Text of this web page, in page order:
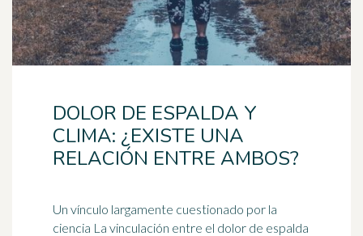
DOLOR DE ESPALDA Y
CLIMA: ¿EXISTE UNA
RELACIÓN ENTRE AMBOS?
Un vínculo largamente cuestionado por la
ciencia La vinculación entre el dolor de espalda